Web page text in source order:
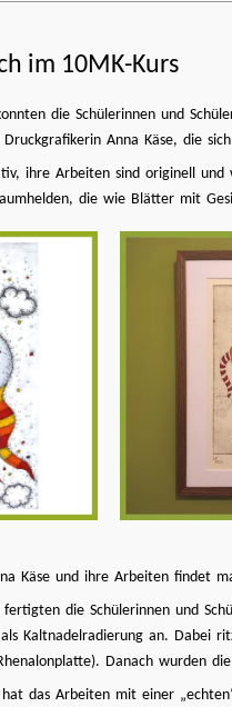
im 10MK-Kurs
die Schülerinnen und
Anna Käse, die
ihre Arbeiten sind originell
die wie Blätter mit
Käse und ihre Arbeiten findet
die Schülerinnen und
Kaltnadelradierung an. Dabei
Danach wurden
hat das Arbeiten mit einer